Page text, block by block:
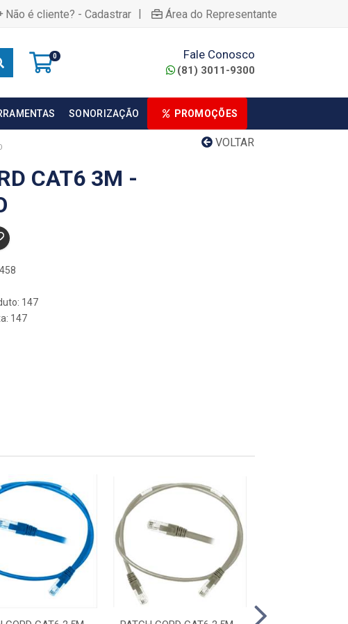
Não é cliente? - Cadastrar | Área do Representante
0 Fale Conosco
(81) 3011-9300
SONORIZAÇÃO PROMOÇÕES
VOLTAR
CAT6 3M -
147
147